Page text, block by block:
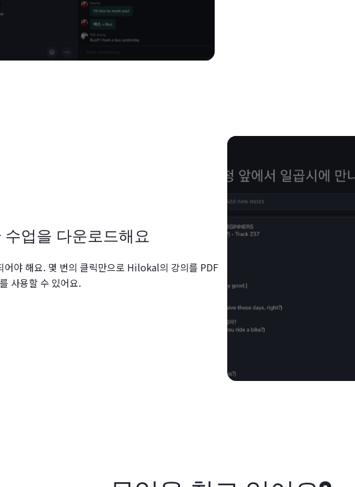
업을 다운로드해요
야 해요. 몇 번의 클릭만으로 Hilokal의 강의를 PDF
사용할 수 있어요.